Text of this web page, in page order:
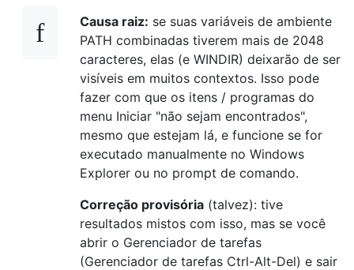
Causa raiz: se suas variáveis ​​de ambiente
PATH combinadas tiverem mais de 2048
caracteres, elas (e WINDIR) deixarão de ser
visíveis em muitos contextos. Isso pode
fazer com que os itens / programas do
menu Iniciar "não sejam encontrados",
mesmo que estejam lá, e funcione se for
executado manualmente no Windows
Explorer ou no prompt de comando.
Correção provisória (talvez): tive
resultados mistos com isso, mas se você
abrir o Gerenciador de tarefas
(Gerenciador de tarefas Ctrl-Alt-Del) e sair